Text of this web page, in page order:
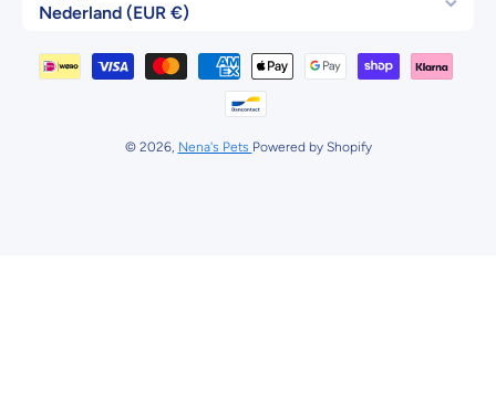
Nederland (EUR €)
Betaalmethodes
© 2026, Nena's Pets Powered by Shopify